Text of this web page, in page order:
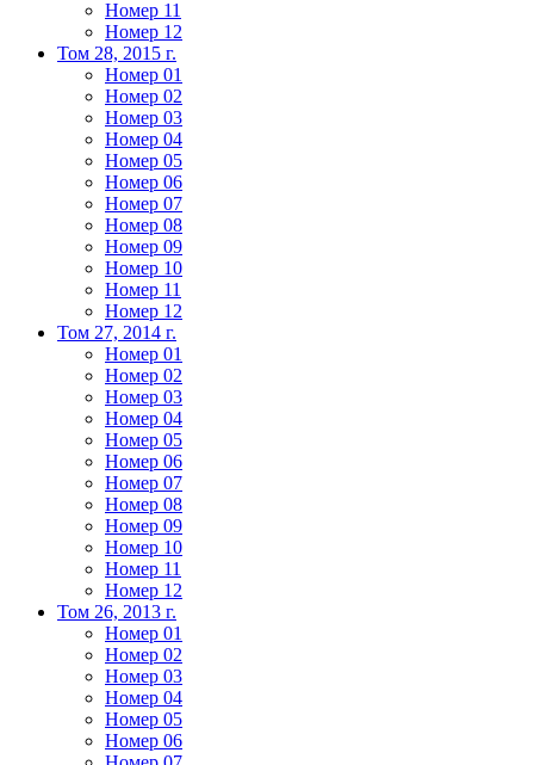
Номер 11
Номер 12
Том 28, 2015 г.
Номер 01
Номер 02
Номер 03
Номер 04
Номер 05
Номер 06
Номер 07
Номер 08
Номер 09
Номер 10
Номер 11
Номер 12
Том 27, 2014 г.
Номер 01
Номер 02
Номер 03
Номер 04
Номер 05
Номер 06
Номер 07
Номер 08
Номер 09
Номер 10
Номер 11
Номер 12
Том 26, 2013 г.
Номер 01
Номер 02
Номер 03
Номер 04
Номер 05
Номер 06